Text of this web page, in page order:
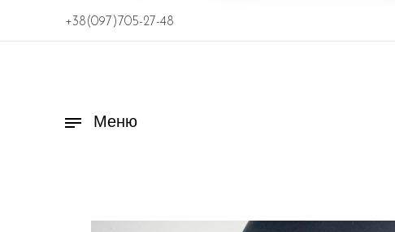
+38(097)705-27-48
Меню